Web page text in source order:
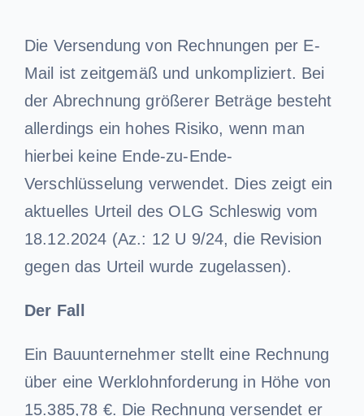
Die Versendung von Rechnungen per E-
Mail ist zeitgemäß und unkompliziert. Bei
der Abrechnung größerer Beträge besteht
allerdings ein hohes Risiko, wenn man
hierbei keine Ende-zu-Ende-
Verschlüsselung verwendet. Dies zeigt ein
aktuelles Urteil des OLG Schleswig vom
18.12.2024 (Az.: 12 U 9/24, die Revision
gegen das Urteil wurde zugelassen).
Der Fall
Ein Bauunternehmer stellt eine Rechnung
über eine Werklohnforderung in Höhe von
15.385,78 €. Die Rechnung versendet er